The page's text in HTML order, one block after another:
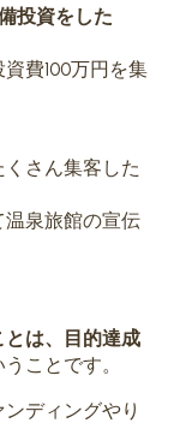
投資をした
費100万円を集
さん集客した
泉旅館の宣伝
は、
目的達成
うことです。
ディングやり